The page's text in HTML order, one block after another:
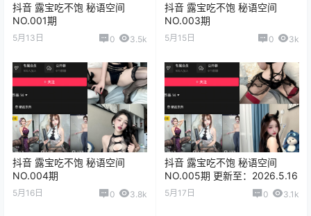
抖音 露宝吃不饱 秘语空间
NO.001期
5月13日 0 3.5k
抖音 露宝吃不饱 秘语空间
NO.003期
5月15日 0 3k
抖音 露宝吃不饱 秘语空间
NO.004期
5月16日 0 3.8k
抖音 露宝吃不饱 秘语空间
NO.005期 更新至：2026.5.16
5月17日 0 3.1k